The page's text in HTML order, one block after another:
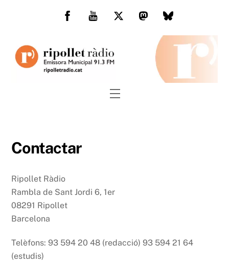
Facebook
You
TwitterMastodonBluesky
Menu
Contactar
Ripollet Ràdio
Rambla de Sant Jordi 6, 1er
08291 Ripollet
Barcelona
Telèfons: 93 594 20 48 (redacció) 93 594 21 64
(estudis)